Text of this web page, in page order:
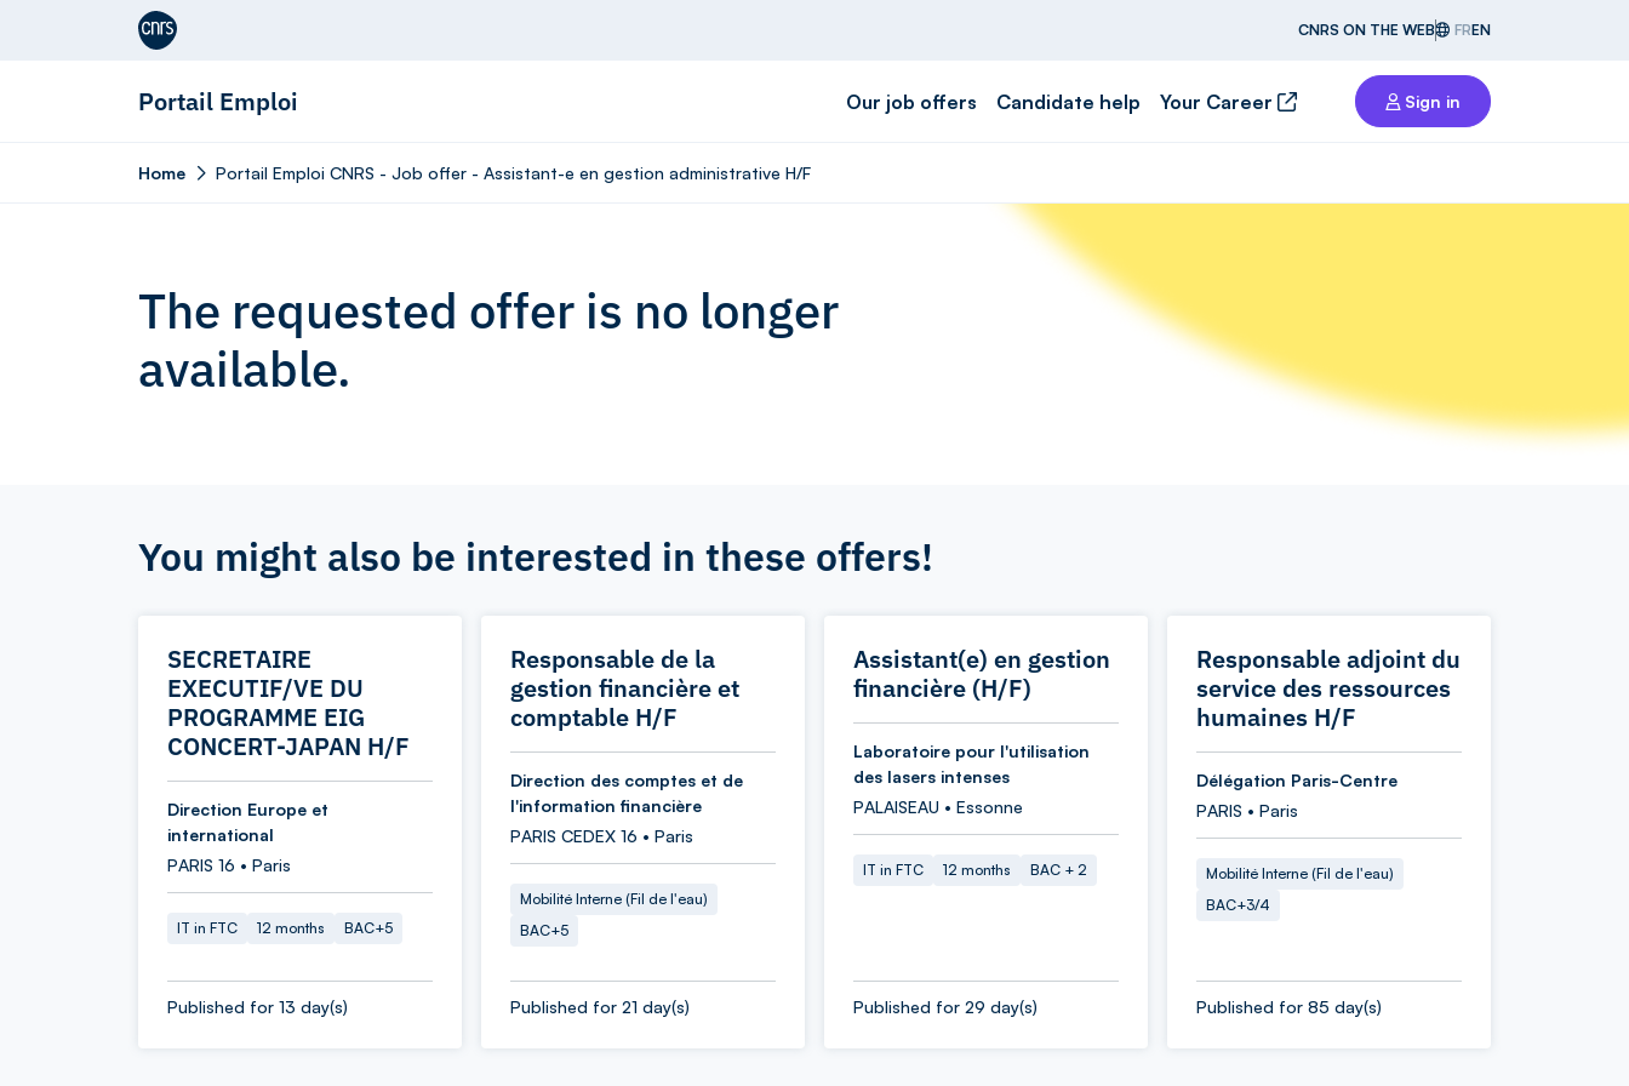
Aller au contenu
CNRS ON THE WEB FREN
Portail Emploi Our job offers Candidate help Your Career Sign in
Home Portail Emploi CNRS - Job offer - Assistant-e en gestion administrative H/F
The requested offer is no longer
available.
You might also be interested in these offers!
SECRETAIRE
EXECUTIF/VE DU
PROGRAMME EIG
CONCERT-JAPAN H/F
Direction Europe et
international
PARIS 16 • Paris
IT in FTC 12 months BAC+5
Published for 13 day(s)
Responsable de la
gestion financière et
comptable H/F
Direction des comptes et de
l'information financière
PARIS CEDEX 16 • Paris
Mobilité Interne (Fil de l'eau)
BAC+5
Published for 21 day(s)
Assistant(e) en gestion
financière (H/F)
Laboratoire pour l'utilisation
des lasers intenses
PALAISEAU • Essonne
IT in FTC 12 months BAC + 2
Published for 29 day(s)
Responsable adjoint du
service des ressources
humaines H/F
Délégation Paris-Centre
PARIS • Paris
Mobilité Interne (Fil de l'eau)
BAC+3/4
Published for 85 day(s)